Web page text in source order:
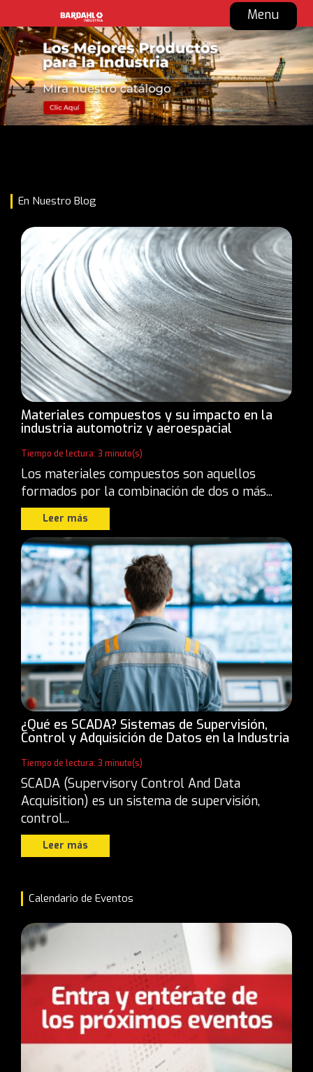
Menu
En Nuestro Blog
Materiales compuestos y su impacto en la
industria automotriz y aeroespacial
Tiempo de lectura: 3 minuto(s)
Los materiales compuestos son aquellos
formados por la combinación de dos o más...
Leer más
¿Qué es SCADA? Sistemas de Supervisión,
Control y Adquisición de Datos en la Industria
Tiempo de lectura: 3 minuto(s)
SCADA (Supervisory Control And Data
Acquisition) es un sistema de supervisión,
control...
Leer más
Calendario de Eventos